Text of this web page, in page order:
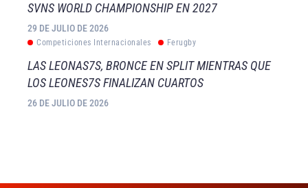
SVNS WORLD CHAMPIONSHIP EN 2027
29 DE JULIO DE 2026
Competiciones Internacionales Ferugby
LAS LEONAS7S, BRONCE EN SPLIT MIENTRAS QUE
LOS LEONES7S FINALIZAN CUARTOS
26 DE JULIO DE 2026